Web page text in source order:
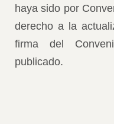
haya sido por
derecho a la
firma del
publicado.